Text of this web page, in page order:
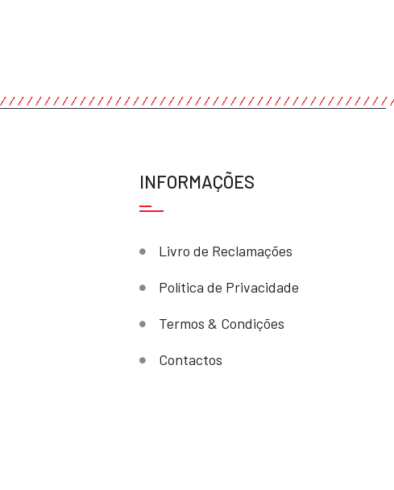
INFORMAÇÕES
Livro de Reclamações
Política de Privacidade
Termos & Condições
Contactos